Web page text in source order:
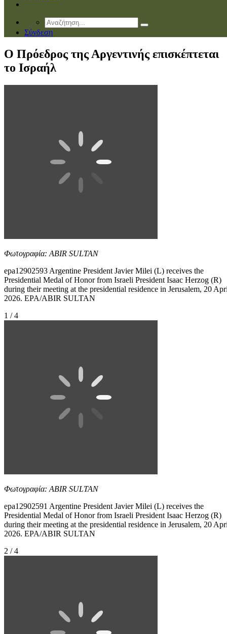
Σύνδεση
Ο Πρόεδρος της Αργεντινής επισκέπτεται
το Ισραήλ
Φωτογραφία: ABIR SULTAN
epa12902593 Argentine President Javier Milei (L) receives the
Presidential Medal of Honor from Israeli President Isaac Herzog (R)
during their meeting at the presidential residence in Jerusalem, 20
2026. EPA/ABIR SULTAN
1 / 4
Φωτογραφία: ABIR SULTAN
epa12902591 Argentine President Javier Milei (L) receives the
Presidential Medal of Honor from Israeli President Isaac Herzog (R)
during their meeting at the presidential residence in Jerusalem, 20
2026. EPA/ABIR SULTAN
2 / 4